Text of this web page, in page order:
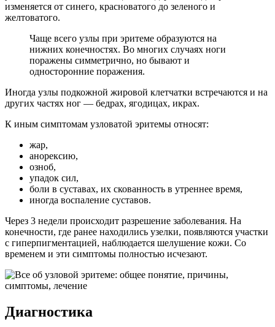
изменяется от синего, красноватого до зеленого и
желтоватого.
Чаще всего узлы при эритеме образуются на
нижних конечностях. Во многих случаях ноги
поражены симметрично, но бывают и
односторонние поражения.
Иногда узлы подкожной жировой клетчатки встречаются и на
других частях ног — бедрах, ягодицах, икрах.
К иным симптомам узловатой эритемы относят:
жар,
анорексию,
озноб,
упадок сил,
боли в суставах, их скованность в утреннее время,
иногда воспаление суставов.
Через 3 недели происходит разрешение заболевания. На
конечности, где ранее находились узелки, появляются участки
с гиперпигментацией, наблюдается шелушение кожи. Со
временем и эти симптомы полностью исчезают.
Диагностика